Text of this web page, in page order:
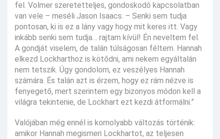
fel. Volmer szeretetteljes, gondoskodó kapcsolatban
van vele – meséli Jason Isaacs. – Senki sem tudja
pontosan, ki is ez a lány vagy hogy mit keres itt. Vagy
inkább senki sem tudja… rajtam kívül! Én neveltem fel.
A gondját viselem, de talán túlságosan féltem. Hannah
elkezd Lockharthoz is kötődni, ami nekem egyáltalán
nem tetszik. Úgy gondolom, ez veszélyes Hannah
számára. És talán azt is érzem, hogy ez rám nézve is
fenyegető, mert szerintem egy bizonyos módon kell a
világra tekintenie, de Lockhart ezt kezdi átformálni.”
Valójában még ennél is komolyabb változás történik:
amikor Hannah megismeri Lockhartot, az teljesen